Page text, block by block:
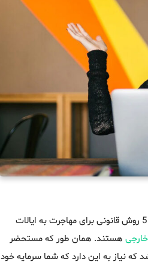
دارند. عموماً 5 روش قانونی برای مهاجرت به ایالات
هستند. همان طور که مستحضر
نیاز به این دارد که شما سرمایه خود